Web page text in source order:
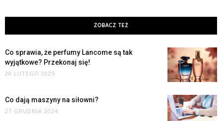
ZOBACZ TEŻ
Co sprawia, że perfumy Lancome są tak
wyjątkowe? Przekonaj się!
28 LUTEGO 2025
Co dają maszyny na siłowni?
27 GRUDNIA 2024